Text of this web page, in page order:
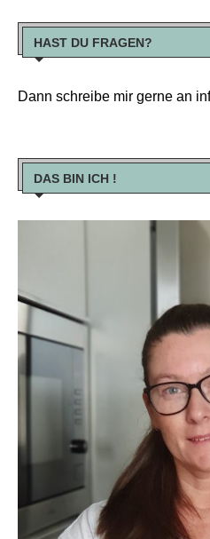
HAST DU FRAGEN?
Dann schreibe mir gerne an
DAS BIN ICH !